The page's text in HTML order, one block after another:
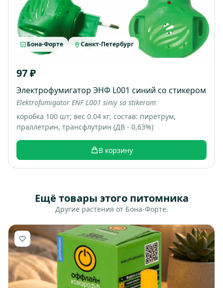
Бона-Форте Санкт-Петербург
97 ₽
Электрофумигатор ЭНФ L001 синий со стикером
Elektrofumigator ENF L001 siniy so stikerom
коробка 100 шт; вес 0.04 кг; состав: пиретрум,
праллетрин, трансфлутрин (ДВ - 0,63%)
В корзину
Ещё товары этого питомника
Другие растения от Бона-Форте.